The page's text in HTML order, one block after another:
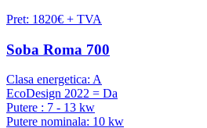
Pret: 1820€ + TVA
Soba Roma 700
Clasa energetica: A
EcoDesign 2022 = Da
Putere : 7 - 13 kw
Putere nominala: 10 kw